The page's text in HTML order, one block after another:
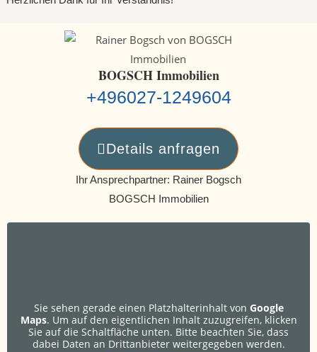
BOGSCH Immobilien
+496027-1249604
Details anfragen
Ihr Ansprechpartner: Rainer Bogsch
BOGSCH Immobilien
Sie sehen gerade einen Platzhalterinhalt von Google
Maps. Um auf den eigentlichen Inhalt zuzugreifen, klicken
Sie auf die Schaltfläche unten. Bitte beachten Sie, dass
dabei Daten an Drittanbieter weitergegeben werden.